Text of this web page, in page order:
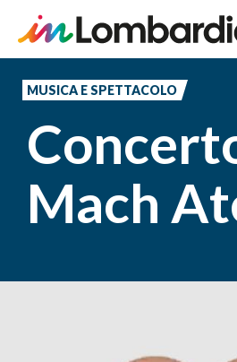
principale
MUSICA E SPETTACOLO
Mach